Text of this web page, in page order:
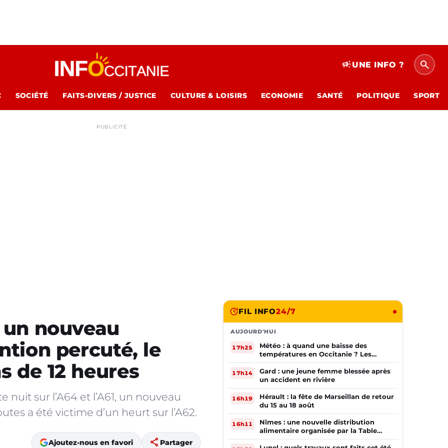
campaignUNE INFO ? search
SOCIÉTÉ FAITS-DIVERS / JUSTICE CULTURE & LOISIRS ECONOMIE SANTÉ POLITIQUE SPORT
PUBLICITÉ
nouveau
percuté, le
de 12 heures
sur l’A64 et l’A61, un nouveau
a été victime d’un heurt sur l’A62.
Ajoutez-nous en favori share Partager
FIL INFO24/7
AUJOURD'HUI
17h25
Météo : à quand une baisse des
températures en Occitanie ? Les
prévisions
17h14
Gard : une jeune femme blessée après
un accident en rivière
16h19
Hérault : la fête de Marseillan de retour
du 15 au 18 août
16h11
Nîmes : une nouvelle distribution
alimentaire organisée par la Table
Ouverte